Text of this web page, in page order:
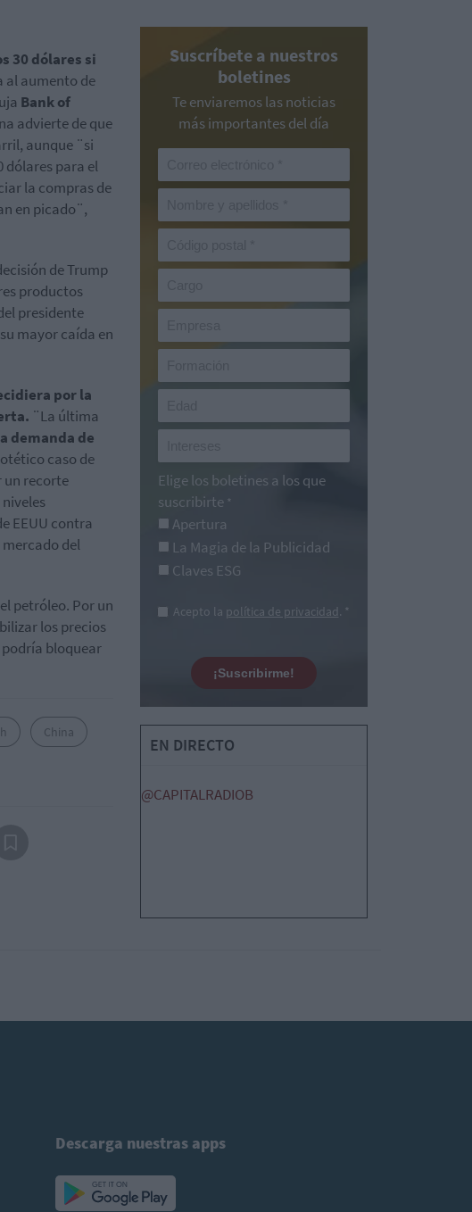
30 dólares si
al aumento de
Bank of
advierte de que
aunque ¨si
dólares para el
la compras de
en picado¨,
de Trump
productos
presidente
mayor caída en
por la
¨La última
demanda de
caso de
un recorte
EEUU contra
del
petróleo. Por un
los precios
bloquear
China
Suscríbete a nuestros
boletines
Te enviaremos las noticias
más importantes del día
Elige los boletines a los que
suscribirte *
Apertura
La Magia de la Publicidad
Claves ESG
Acepto la política de privacidad. *
¡Suscribirme!
EN DIRECTO
@CAPITALRADIOB
Descarga nuestras apps